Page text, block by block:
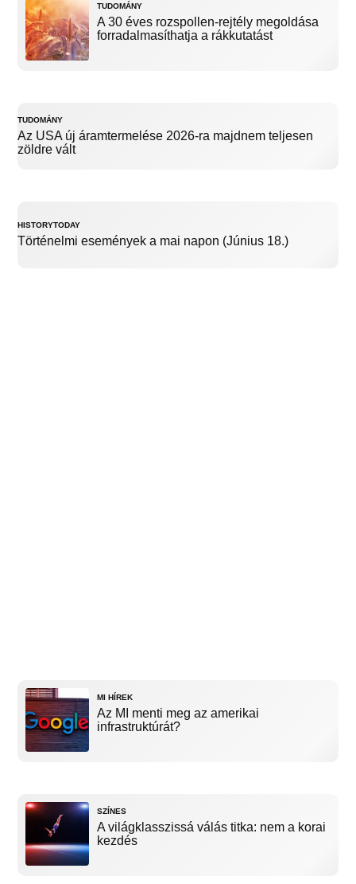
TUDOMÁNY
A 30 éves rozspollen-rejtély megoldása
forradalmasíthatja a rákkutatást
TUDOMÁNY
Az USA új áramtermelése 2026-ra majdnem teljesen
zöldre vált
HISTORYTODAY
Történelmi események a mai napon (Június 18.)
MI HÍREK
Az MI menti meg az amerikai
infrastruktúrát?
SZÍNES
A világklasszissá válás titka: nem a korai
kezdés